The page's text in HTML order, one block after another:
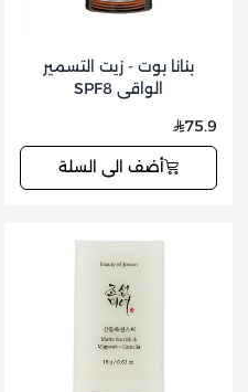
بنانا بوت - زيت التسمير
الواقي SPF8
75.9
أضف الى السلة